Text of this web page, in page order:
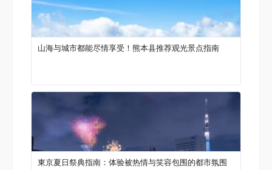
山海与城市都能尽情享受！熊本县推荐观光景点指南
東京夏日祭典指南：体验被热情与笑容包围的都市氛围